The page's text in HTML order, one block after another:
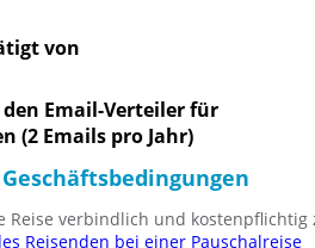
von
Email-Verteiler für
(2 Emails pro Jahr)
Reise verbindlich und kostenpflichtig
Reisenden bei einer Pauschalreise